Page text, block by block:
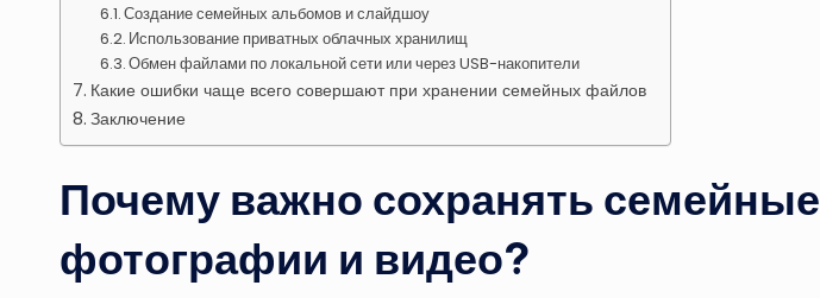
Создание семейных альбомов и слайдшоу
Использование приватных облачных хранилищ
Обмен файлами по локальной сети или через USB-накопители
Какие ошибки чаще всего совершают при хранении семейных файлов
Заключение
Почему важно сохранять семейные
фотографии и видео?